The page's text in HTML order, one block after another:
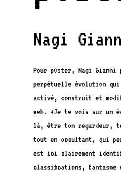
Nagi
Pour p0ster, Nagi Gianni
perpétuelle évolution
activé, construit et
web. *Je te vois sur un
là, être ton regardeur,
tout en occultant, qui
est ici clairement
classifications,